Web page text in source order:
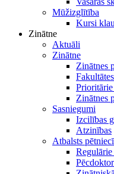
Mūžizglītība
Kursi
Zinātne
Aktuāli
Zinātne
Zinātnes
Zinātnes
Sasniegumi
Izcilības
Atzinības
Atbalsts